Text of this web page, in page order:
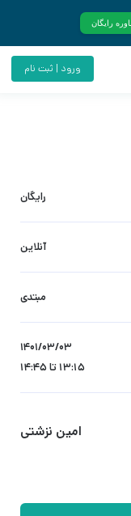
ورود | ثبت نام
رایگان
آنلاین
مبتدی
۱۴۰۱/۰۳/۰۳
13:15 تا 14:45
امین نزشتی